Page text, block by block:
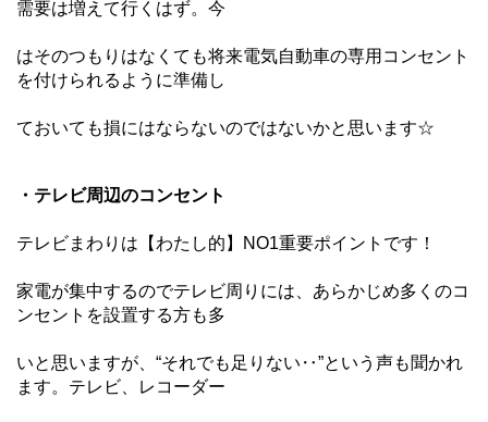
需要は増えて行くはず。今
はそのつもりはなくても将来電気自動車の専用コンセント
を付けられるように準備し
ておいても損にはならないのではないかと思います☆
・テレビ周辺のコンセント
テレビまわりは【わたし的】NO1重要ポイントです！
家電が集中するのでテレビ周りには、あらかじめ多くのコ
ンセントを設置する方も多
いと思いますが、“それでも足りない‥”という声も聞かれ
ます。テレビ、レコーダー